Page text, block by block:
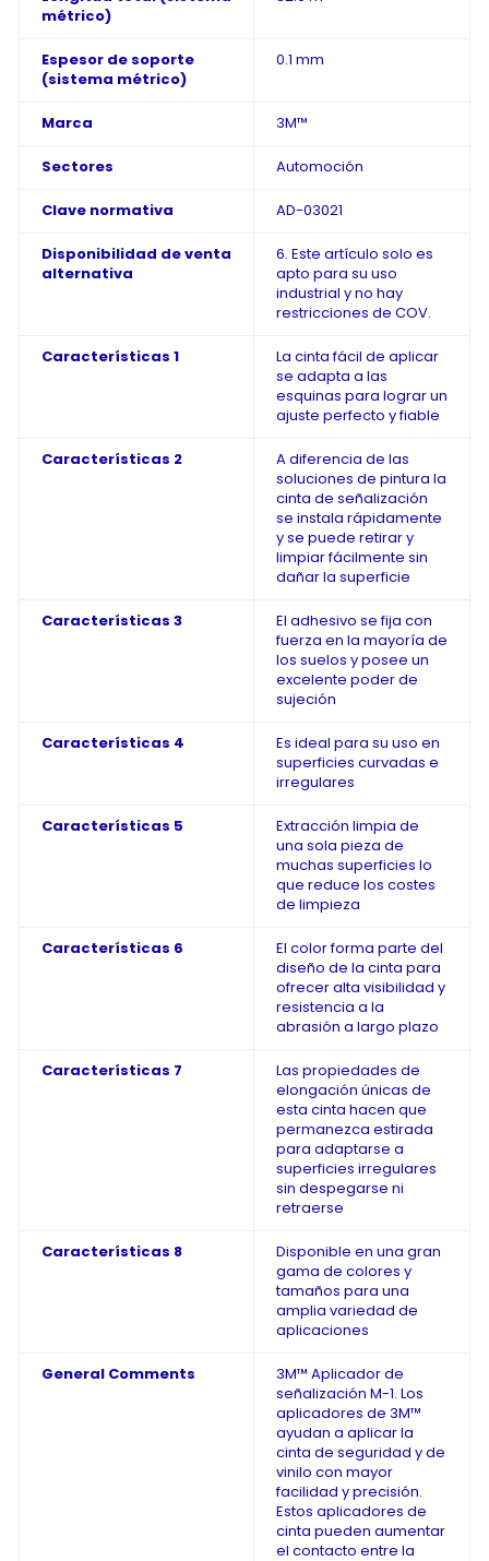
métrico)
Espesor de soporte
(sistema métrico)
0.1 mm
Marca 3M™
Sectores Automoción
Clave normativa AD-03021
Disponibilidad de venta
alternativa
6. Este artículo solo es
apto para su uso
industrial y no hay
restricciones de COV.
Características 1
La cinta fácil de aplicar
se adapta a las
esquinas para lograr un
ajuste perfecto y fiable
Características 2
A diferencia de las
soluciones de pintura la
cinta de señalización
se instala rápidamente
y se puede retirar y
limpiar fácilmente sin
dañar la superficie
Características 3
El adhesivo se fija con
fuerza en la mayoría de
los suelos y posee un
excelente poder de
sujeción
Características 4
Es ideal para su uso en
superficies curvadas e
irregulares
Características 5
Extracción limpia de
una sola pieza de
muchas superficies lo
que reduce los costes
de limpieza
Características 6
El color forma parte del
diseño de la cinta para
ofrecer alta visibilidad y
resistencia a la
abrasión a largo plazo
Características 7
Las propiedades de
elongación únicas de
esta cinta hacen que
permanezca estirada
para adaptarse a
superficies irregulares
sin despegarse ni
retraerse
Características 8
Disponible en una gran
gama de colores y
tamaños para una
amplia variedad de
aplicaciones
General Comments
3M™ Aplicador de
señalización M-1. Los
aplicadores de 3M™
ayudan a aplicar la
cinta de seguridad y de
vinilo con mayor
facilidad y precisión.
Estos aplicadores de
cinta pueden aumentar
el contacto entre la